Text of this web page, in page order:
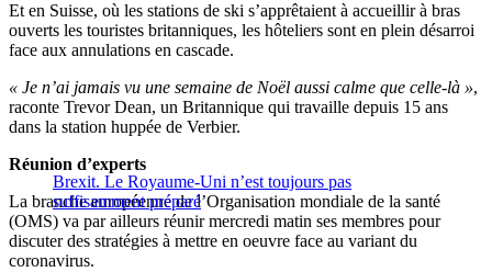
Et en Suisse, où les stations de ski s’apprêtaient à accueillir à bras
ouverts les touristes britanniques, les hôteliers sont en plein désarroi
face aux annulations en cascade.
« Je n’ai jamais vu une semaine de Noël aussi calme que celle-là »,
raconte Trevor Dean, un Britannique qui travaille depuis 15 ans
dans la station huppée de Verbier.
Brexit. Le Royaume-Uni n’est toujours pas
suffisamment préparé
Réunion d’experts
La branche européenne de l’Organisation mondiale de la santé
(OMS) va par ailleurs réunir mercredi matin ses membres pour
discuter des stratégies à mettre en oeuvre face au variant du
coronavirus.